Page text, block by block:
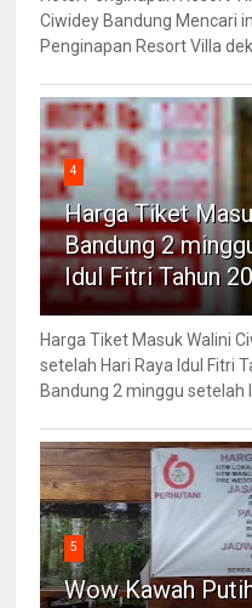
Ciwidey Bandung Mencari
Penginapan Resort Villa
4
Harga Tiket
Bandung 2
Idul Fitri Tahun
Harga Tiket Masuk Walini
setelah Hari Raya Idul Fitri
Bandung 2 minggu setelah
5
Wow Kawah